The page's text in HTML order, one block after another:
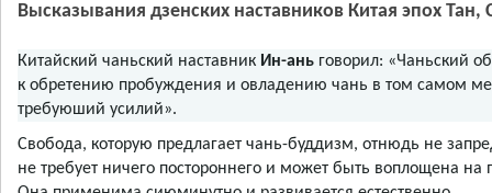
Высказывания дзенских наставников Китая эпох
Китайский чаньский наставник Ин-ань говорил: «Чаньский
к обретению пробуждения и овладению чань в том самом
требуюший усилий».
Свобода, которую предлагает чань-буддизм, отнюдь не
не требует ничего постороннего и может быть воплощена